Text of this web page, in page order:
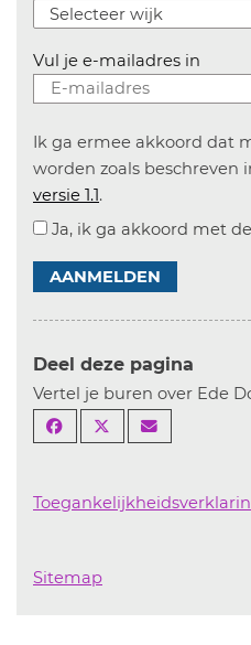
Vul je e-mailadres in
Ik ga ermee akkoord dat
worden zoals beschreven
versie 1.1.
Ja, ik ga akkoord met
AANMELDEN
Deel deze pagina
Vertel je buren over Ede
Sitemap